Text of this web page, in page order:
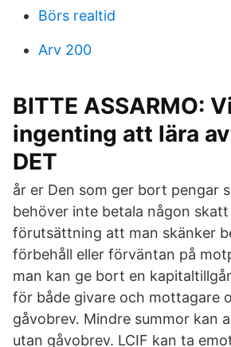
Börs realtid
Arv 200
BITTE ASSARMO:
ingenting att lära
DET
år er Den som ger bort pengar
behöver inte betala någon
förutsättning att man skänker
förbehåll eller förväntan på
man kan ge bort en
för både givare och mottagare
gåvobrev. Mindre summor kan
utan gåvobrev. LCIF kan ta